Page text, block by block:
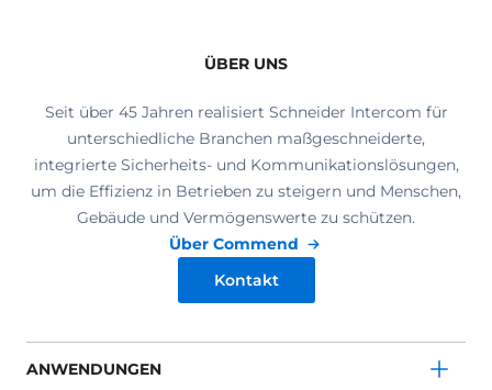
ÜBER UNS
Seit über 45 Jahren realisiert Schneider Intercom für
unterschiedliche Branchen maßgeschneiderte,
integrierte Sicherheits- und Kommunikationslösungen,
um die Effizienz in Betrieben zu steigern und Menschen,
Gebäude und Vermögenswerte zu schützen.
Über Commend
Kontakt
ANWENDUNGEN